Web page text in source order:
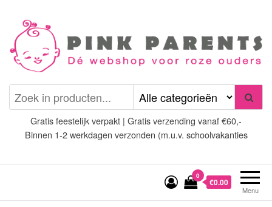
inhoud
Pink Parents
(wens)ouders
Gratis feestelijk verpakt | Gratis verzending vanaf €60,-
Binnen 1-2 werkdagen verzonden (m.u.v. schoolvakanties
Menu
0
€0.00